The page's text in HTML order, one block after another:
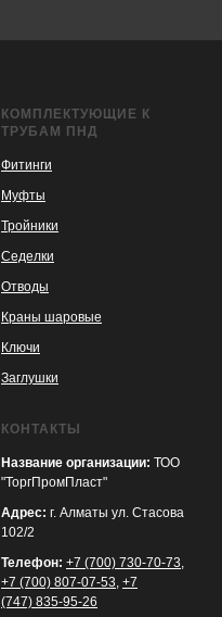
КОМПЛЕКТУЮЩИЕ К
ТРУБАМ ПНД
Фитинги
Муфты
Тройники
Седелки
Отводы
Краны шаровые
Ключи
Заглушки
КОНТАКТЫ
Название организации: ТОО
"ТоргПромПласт"
Адрес: г. Алматы ул. Стасова
102/2
Телефон: +7 (700) 730-70-73,
+7 (700) 807-07-53, +7
(747) 835-95-26